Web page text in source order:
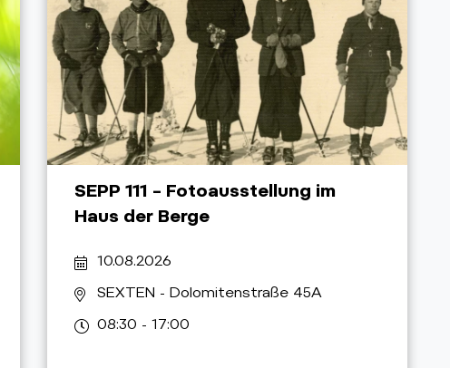
SEPP 111 – Fotoausstellung im
Haus der Berge
10.08.2026
SEXTEN - Dolomitenstraße 45A
08:30 - 17:00